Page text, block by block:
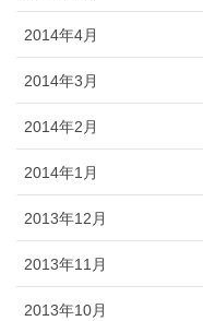
2014年4月
2014年3月
2014年2月
2014年1月
2013年12月
2013年11月
2013年10月